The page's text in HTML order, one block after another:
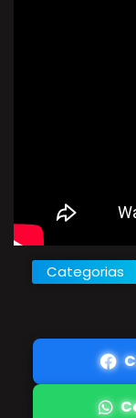
Categorias